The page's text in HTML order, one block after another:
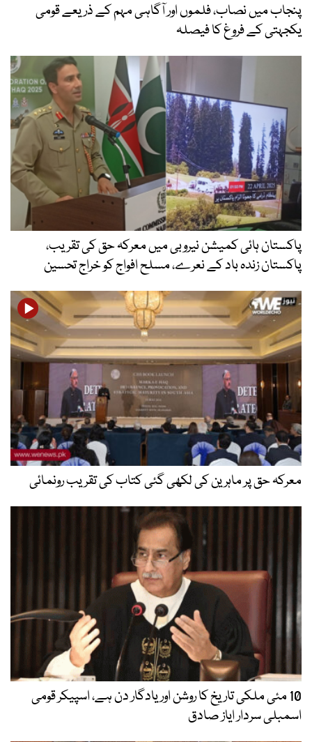
پنجاب میں نصاب، فلموں اور آگاہی مہم کے ذریعے قومی
یکجہتی کے فروغ کا فیصلہ
پاکستان ہائی کمیشن نیروبی میں معرکہ حق کی تقریب،
پاکستان زندہ باد کے نعرے، مسلح افواج کو خراج تحسین
معرکہ حق پر ماہرین کی لکھی گئی کتاب کی تقریب رونمائی
10 مئی ملکی تاریخ کا روشن اور یادگار دن ہے، اسپیکر قومی
اسمبلی سردار ایاز صادق